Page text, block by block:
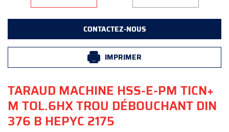
CONTACTEZ-NOUS
IMPRIMER
TARAUD MACHINE HSS-E-PM TICN+
M TOL.6HX TROU DÉBOUCHANT DIN
376 B HEPYC 2175